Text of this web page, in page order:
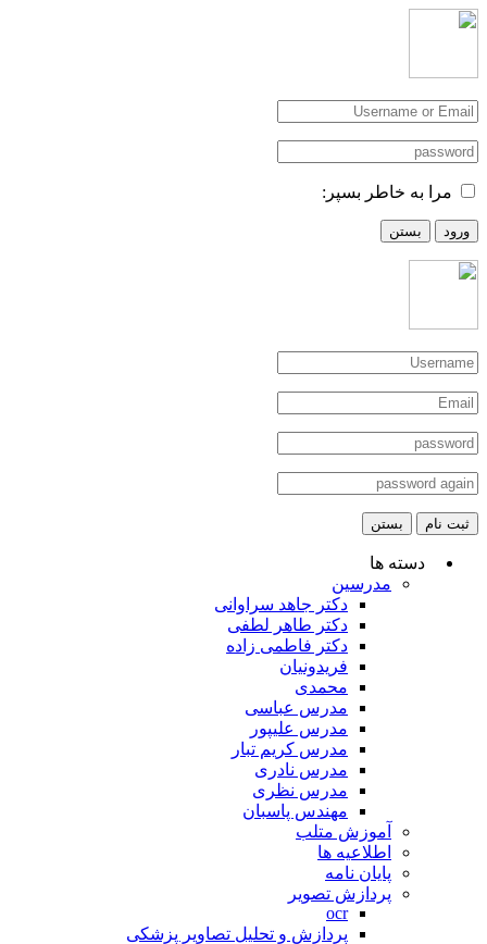
مرا به خاطر بسپر:
ورود بستن
ثبت نام بستن
دسته ها
مدرسین
دکتر جاهد سراوانی
دکتر طاهر لطفی
دکتر فاطمی زاده
فریدونیان
محمدی
مدرس عباسی
مدرس علیپور
مدرس کریم تبار
مدرس نادری
مدرس نظری
مهندس پاسبان
آموزش متلب
اطلاعیه ها
پایان نامه
پردازش تصویر
ocr
پردازش و تحلیل تصاویر پزشکی